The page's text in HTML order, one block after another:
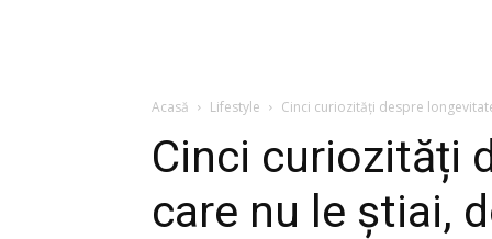
Acasă Lifestyle Cinci curiozități despre
Cinci curiozități
care nu le știai,